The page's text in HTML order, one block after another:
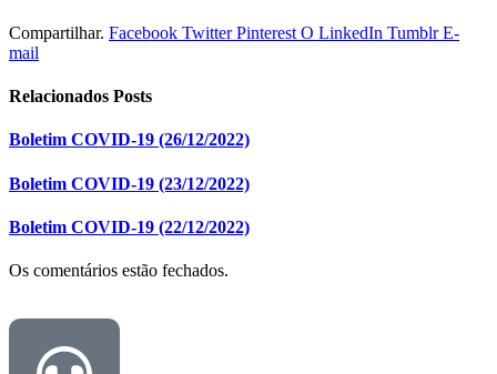
Compartilhar. Facebook Twitter Pinterest O LinkedIn Tumblr E-
mail
Relacionados Posts
Boletim COVID-19 (26/12/2022)
Boletim COVID-19 (23/12/2022)
Boletim COVID-19 (22/12/2022)
Os comentários estão fechados.